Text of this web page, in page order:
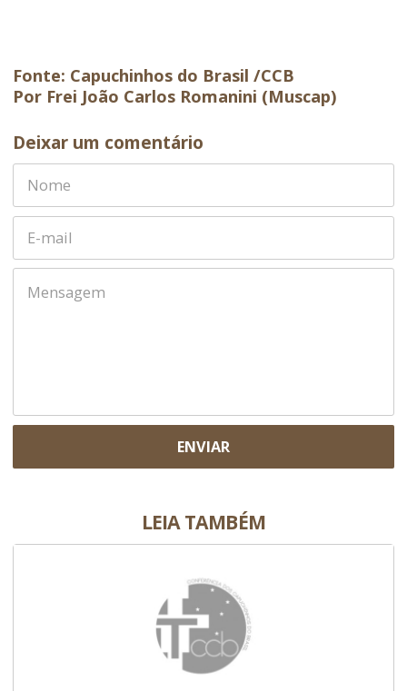
Fonte: Capuchinhos do Brasil /CCB
Por Frei João Carlos Romanini (Muscap)
Deixar um comentário
ENVIAR
LEIA TAMBÉM